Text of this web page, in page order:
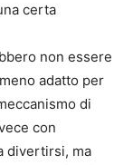
certa
non essere
adatto per
di
con
divertirsi, ma